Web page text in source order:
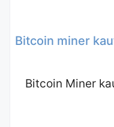
Bitcoin miner
Bitcoin Miner